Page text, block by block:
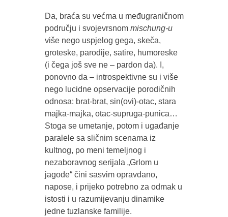
Da, braća su većma u međugraničnom
području i svojevrsnom mischung-u
više nego uspjelog gega, skeča,
groteske, parodije, satire, humoreske
(i čega još sve ne – pardon da). I,
ponovno da – introspektivne su i više
nego lucidne opservacije porodičnih
odnosa: brat-brat, sin(ovi)-otac, stara
majka-majka, otac-supruga-punica…
Stoga se umetanje, potom i ugađanje
paralele sa sličnim scenama iz
kultnog, po meni temeljnog i
nezaboravnog serijala „Grlom u
jagode“ čini sasvim opravdano,
napose, i prijeko potrebno za odmak u
istosti i u razumijevanju dinamike
jedne tuzlanske familije.